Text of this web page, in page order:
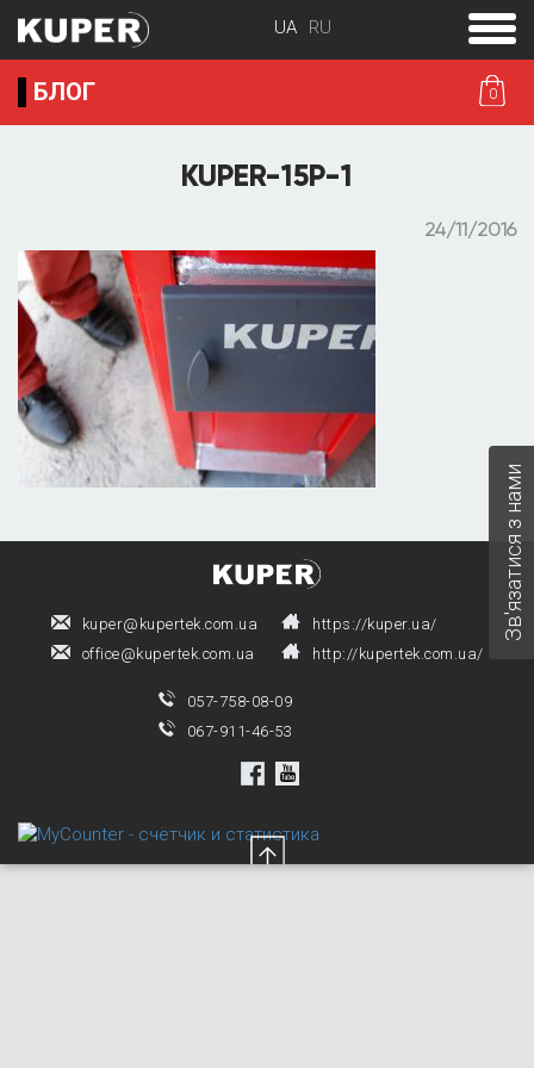
0
toggle
menu
БЛОГ
KUPER-15P-1
24/11/2016
kuper@kupertek.com.ua
office@kupertek.com.ua
https://kuper.ua/
http://kupertek.com.ua/
057-758-08-09
067-911-46-53
Зв'язатися з нами